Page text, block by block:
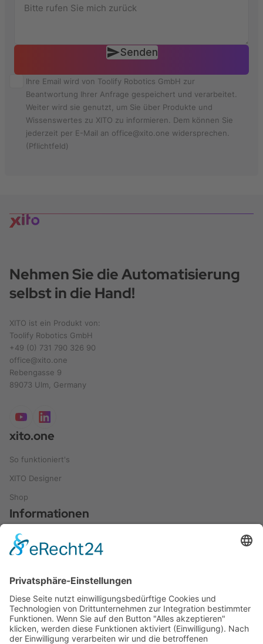
Senden
Ihre Email wird von Toolify Robotics GmbH zur
Beantwortung Ihrer Anfrage gespeichert und verarbeitet.
Weiter wird sie genutzt, um Sie über Produkte und
Wissenswertes zu XITO zu informieren. Dem können Sie
jederzeit per E-Mail an office@xito.one widersprechen.
(Pflichtfeld)
Nehmen Sie die Automatisierung
selbst in die Hand!
XITO ist ein Produkt von:
Toolify Robotics GmbH
+49 (0) 731 790 326 90
office@xito.one
Rebengasse 9
89073 Ulm, Germany
xito.one
So funktioniert's
XITO Designer
Shop
Informationen
Leitfaden und Ratgeber
Referenzen
Anwendungen
Videos
Blog
FAQ